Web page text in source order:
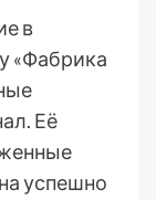
в
«Фабрика
Её
успешно